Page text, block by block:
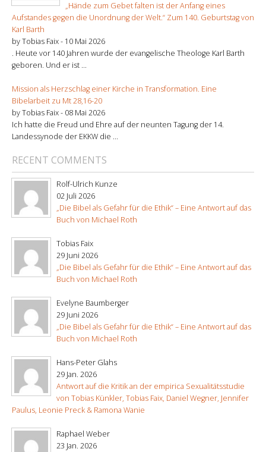
„Hände zum Gebet falten ist der Anfang eines
Aufstandes gegen die Unordnung der Welt.“ Zum 140. Geburtstag von
Karl Barth
by Tobias Faix - 10 Mai 2026
. Heute vor 140 Jahren wurde der evangelische Theologe Karl Barth
geboren. Und er ist ...
Mission als Herzschlag einer Kirche in Transformation. Eine
Bibelarbeit zu Mt 28,16-20
by Tobias Faix - 08 Mai 2026
Ich hatte die Freud und Ehre auf der neunten Tagung der 14.
Landessynode der EKKW die ...
RECENT COMMENTS
Rolf-Ulrich Kunze
02 Juli 2026
„Die Bibel als Gefahr für die Ethik“ – Eine Antwort auf das
Buch von Michael Roth
Tobias Faix
29 Juni 2026
„Die Bibel als Gefahr für die Ethik“ – Eine Antwort auf das
Buch von Michael Roth
Evelyne Baumberger
29 Juni 2026
„Die Bibel als Gefahr für die Ethik“ – Eine Antwort auf das
Buch von Michael Roth
Hans-Peter Glahs
29 Jan. 2026
Antwort auf die Kritik an der empirica Sexualitätsstudie
von Tobias Künkler, Tobias Faix, Daniel Wegner, Jennifer
Paulus, Leonie Preck & Ramona Wanie
Raphael Weber
23 Jan. 2026